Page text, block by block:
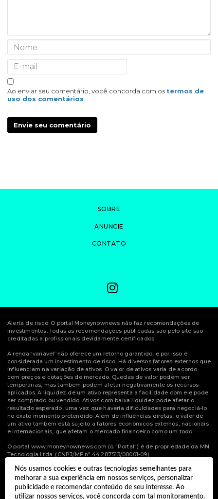
Nós usamos cookies e outras tecnologias semelhantes para
melhorar a sua experiência em nossos serviços, personalizar
publicidade e recomendar conteúdo de seu interesse. Ao
utilizar nossos serviços, você concorda com tal monitoramento.
Ao enviar seu comentário, você concorda com os termos de
uso dos comentários.
Envie seu comentário
SOBRE
ANUNCIE
CONTATO
Alerta de risco: O portal Moneynownews não faz recomendações de
investimentos. Todas as recomendações publicadas são pelo site são
creditadas a profissionais devidamente certificados.
A renda ‘variável’ não oferece um retorno garantido, e por isso é
considerada um investimento de risco. Há diversos fatores externos que
influenciam na variação de ativos. O valor de ativos varia de acordo
com preços e cotações de mercado. Quedas de valor podem ser
temporárias, mas também podem afetar negativamente os recursos
aplicados. A liquidez de um ativo representa a facilidade com ele pode
ser comprado ou vendido. Ativos com baixa liquidez pode afetar o
resultado esperado, uma vez que haveria dificuldades para negociá-lo
no exato momento pretendido. Além de influências diretas, o valor de
um ativo também está sujeito a fatores econômicos externos, nacionais
e internacionais, que afetam o mercado financeiro como um todo.
O portal www.moneynownews.com (o "Portal") é de propriedade da MN
Tecnologia Ltda. (CNPJ/MF nº 44.287.513/00001-09)
© Copyright 2022 Money Now News.
Todos os direitos reservados.
Desenvolvido por